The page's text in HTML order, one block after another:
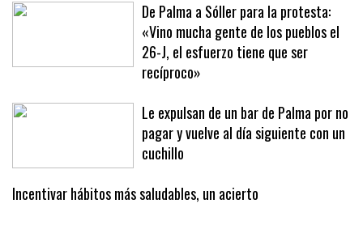
De Palma a Sóller para la protesta:
«Vino mucha gente de los pueblos el
26-J, el esfuerzo tiene que ser
recíproco»
Le expulsan de un bar de Palma por no
pagar y vuelve al día siguiente con un
cuchillo
Incentivar hábitos más saludables, un acierto